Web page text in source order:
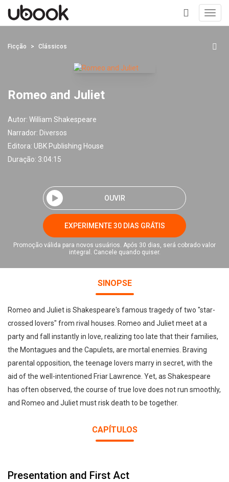
+
Ficção Clássicos
Romeo and Juliet
Autor: William Shakespeare
Narrador: Diversos
Editora: UBK Publishing House
Duração: 3:04:15
OUVIR
EXPERIMENTE 30 DIAS GRÁTIS
Promoção válida para novos usuários. Após 30 dias, será cobrado valor
integral. Cancele quando quiser.
SINOPSE
Romeo and Juliet is Shakespeare's famous tragedy of two "star-
crossed lovers" from rival houses. Romeo and Juliet meet at a
party and fall instantly in love, realizing too late that their families,
the Montagues and the Capulets, are mortal enemies. Braving
parental opposition, the teenage lovers marry in secret, with the
aid of the well-intentioned Friar Lawrence. Yet, as Shakespeare
has often observed, the course of true love does not run smoothly,
and Romeo and Juliet must risk death to be together.
CAPÍTULOS
Presentation and First Act